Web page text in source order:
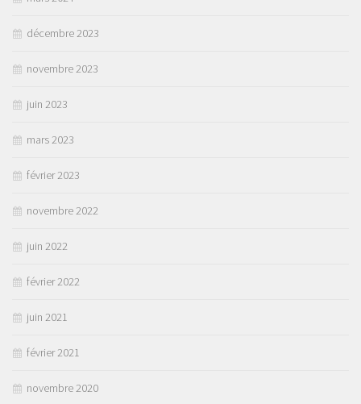
décembre 2023
novembre 2023
juin 2023
mars 2023
février 2023
novembre 2022
juin 2022
février 2022
juin 2021
février 2021
novembre 2020